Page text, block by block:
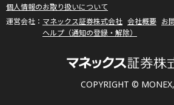
COPYRIGHT ©
個人情報のお取り扱いについて
マネックス証券株式会社 会社概要 お
ヘルプ（通知の登録・解除）